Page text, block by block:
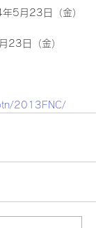
5月23日（金）
23日（金）
2013FNC/